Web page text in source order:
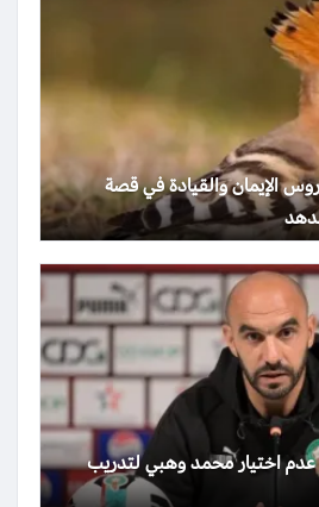
الإيمان والقيادة في قصة
اختيار محمد وهبي لتدريب